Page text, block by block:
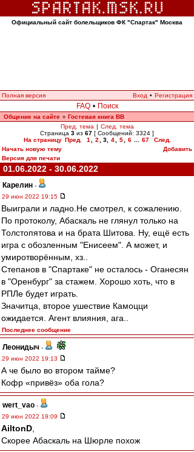
Официальный сайт болельщиков ФК "Спартак" Москва
Полная версия Вход • Регистрация
FAQ • Поиск
Общение на сайте » Гостевая книга ВВ
Пред. тема | След. тема
Страница 3 из 67 [ Сообщений: 3324 ]
На страницу Пред. 1 2 3, 4 5 6 67
След.
Начать новую тему
Добавить
Версия для печати
01.06.2022 - 30.06.2022
Карелин -
29 июн 2022 19:15
Выиграли и ладно.Не смотрел, к сожалению.
По протоколу, Абаскаль не глянул только на
Толстопятова и на брата Шитова. Ну, ещё есть
игра с обозленным "Енисеем". А может, и
умиротворённым, хз..
Степанов в "Спартаке" не осталось - Оганесян
в "Оренбург" за стажем. Хорошо хоть, что в
РПЛе будет играть.
Значитца, второе ушествие Камоцци
ожидается. Агент влияния, ага..
Последнее сообщение
Леонидыч -
29 июн 2022 19:13
А че было во втором тайме?
Кофр «привёз» оба гола?
wert_vao -
29 июн 2022 19:09
AiltonD
Скорее Абаскаль на Шюрле похож